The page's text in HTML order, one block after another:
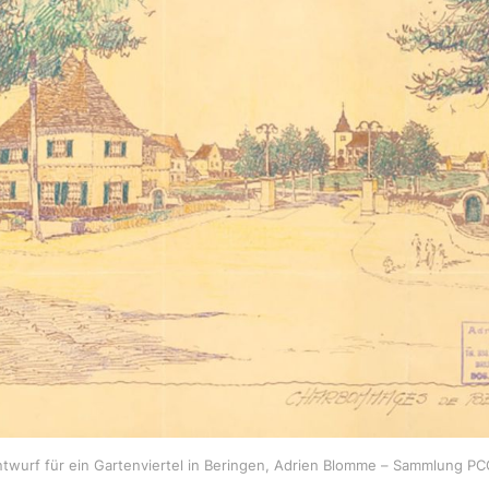
für ein Gartenviertel in Beringen, Adrien Blomme – Sammlung